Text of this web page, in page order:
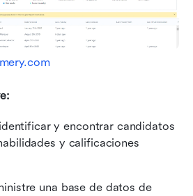
y encontrar candidatos
y calificaciones
una base de datos de